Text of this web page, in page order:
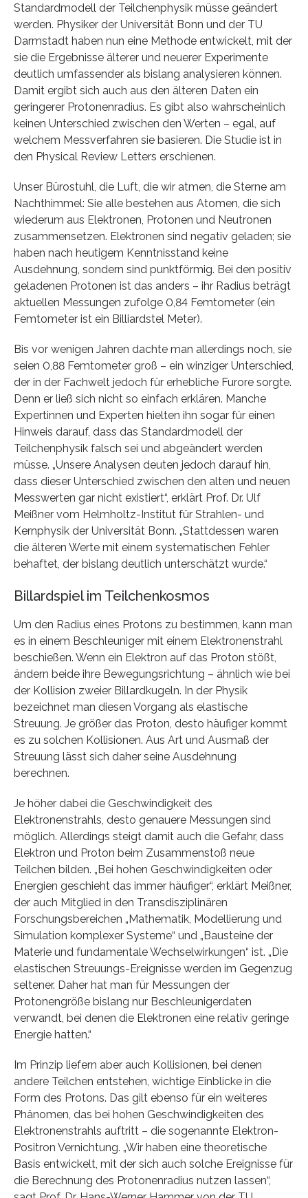
Standardmodell der Teilchenphysik müsse geändert
werden. Physiker der Universität Bonn und der TU
Darmstadt haben nun eine Methode entwickelt, mit der
sie die Ergebnisse älterer und neuerer Experimente
deutlich umfassender als bislang analysieren können.
Damit ergibt sich auch aus den älteren Daten ein
geringerer Protonenradius. Es gibt also wahrscheinlich
keinen Unterschied zwischen den Werten – egal, auf
welchem Messverfahren sie basieren. Die Studie ist in
den Physical Review Letters erschienen.
Unser Bürostuhl, die Luft, die wir atmen, die Sterne am
Nachthimmel: Sie alle bestehen aus Atomen, die sich
wiederum aus Elektronen, Protonen und Neutronen
zusammensetzen. Elektronen sind negativ geladen; sie
haben nach heutigem Kenntnisstand keine
Ausdehnung, sondern sind punktförmig. Bei den positiv
geladenen Protonen ist das anders – ihr Radius beträgt
aktuellen Messungen zufolge 0,84 Femtometer (ein
Femtometer ist ein Billiardstel Meter).
Bis vor wenigen Jahren dachte man allerdings noch, sie
seien 0,88 Femtometer groß – ein winziger Unterschied,
der in der Fachwelt jedoch für erhebliche Furore sorgte.
Denn er ließ sich nicht so einfach erklären. Manche
Expertinnen und Experten hielten ihn sogar für einen
Hinweis darauf, dass das Standardmodell der
Teilchenphysik falsch sei und abgeändert werden
müsse. „Unsere Analysen deuten jedoch darauf hin,
dass dieser Unterschied zwischen den alten und neuen
Messwerten gar nicht existiert“, erklärt Prof. Dr. Ulf
Meißner vom Helmholtz-Institut für Strahlen- und
Kernphysik der Universität Bonn. „Stattdessen waren
die älteren Werte mit einem systematischen Fehler
behaftet, der bislang deutlich unterschätzt wurde.“
Billardspiel im Teilchenkosmos
Um den Radius eines Protons zu bestimmen, kann man
es in einem Beschleuniger mit einem Elektronenstrahl
beschießen. Wenn ein Elektron auf das Proton stößt,
ändern beide ihre Bewegungsrichtung – ähnlich wie bei
der Kollision zweier Billardkugeln. In der Physik
bezeichnet man diesen Vorgang als elastische
Streuung. Je größer das Proton, desto häufiger kommt
es zu solchen Kollisionen. Aus Art und Ausmaß der
Streuung lässt sich daher seine Ausdehnung
berechnen.
Je höher dabei die Geschwindigkeit des
Elektronenstrahls, desto genauere Messungen sind
möglich. Allerdings steigt damit auch die Gefahr, dass
Elektron und Proton beim Zusammenstoß neue
Teilchen bilden. „Bei hohen Geschwindigkeiten oder
Energien geschieht das immer häufiger“, erklärt Meißner,
der auch Mitglied in den Transdisziplinären
Forschungsbereichen „Mathematik, Modellierung und
Simulation komplexer Systeme“ und „Bausteine der
Materie und fundamentale Wechselwirkungen“ ist. „Die
elastischen Streuungs-Ereignisse werden im Gegenzug
seltener. Daher hat man für Messungen der
Protonengröße bislang nur Beschleunigerdaten
verwandt, bei denen die Elektronen eine relativ geringe
Energie hatten.“
Im Prinzip liefern aber auch Kollisionen, bei denen
andere Teilchen entstehen, wichtige Einblicke in die
Form des Protons. Das gilt ebenso für ein weiteres
Phänomen, das bei hohen Geschwindigkeiten des
Elektronenstrahls auftritt – die sogenannte Elektron-
Positron Vernichtung. „Wir haben eine theoretische
Basis entwickelt, mit der sich auch solche Ereignisse für
die Berechnung des Protonenradius nutzen lassen“,